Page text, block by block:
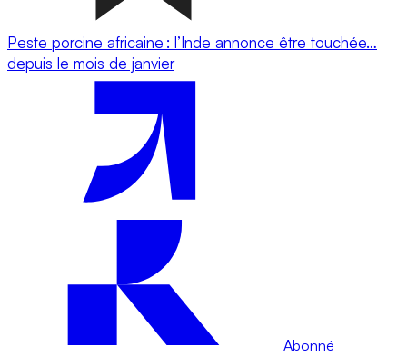
Peste porcine africaine : l’Inde annonce être touchée…
depuis le mois de janvier
Abonné